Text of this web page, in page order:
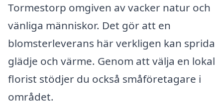
Tormestorp omgiven av vacker natur och
vänliga människor. Det gör att en
blomsterleverans här verkligen kan sprida
glädje och värme. Genom att välja en lokal
florist stödjer du också småföretagare i
området.